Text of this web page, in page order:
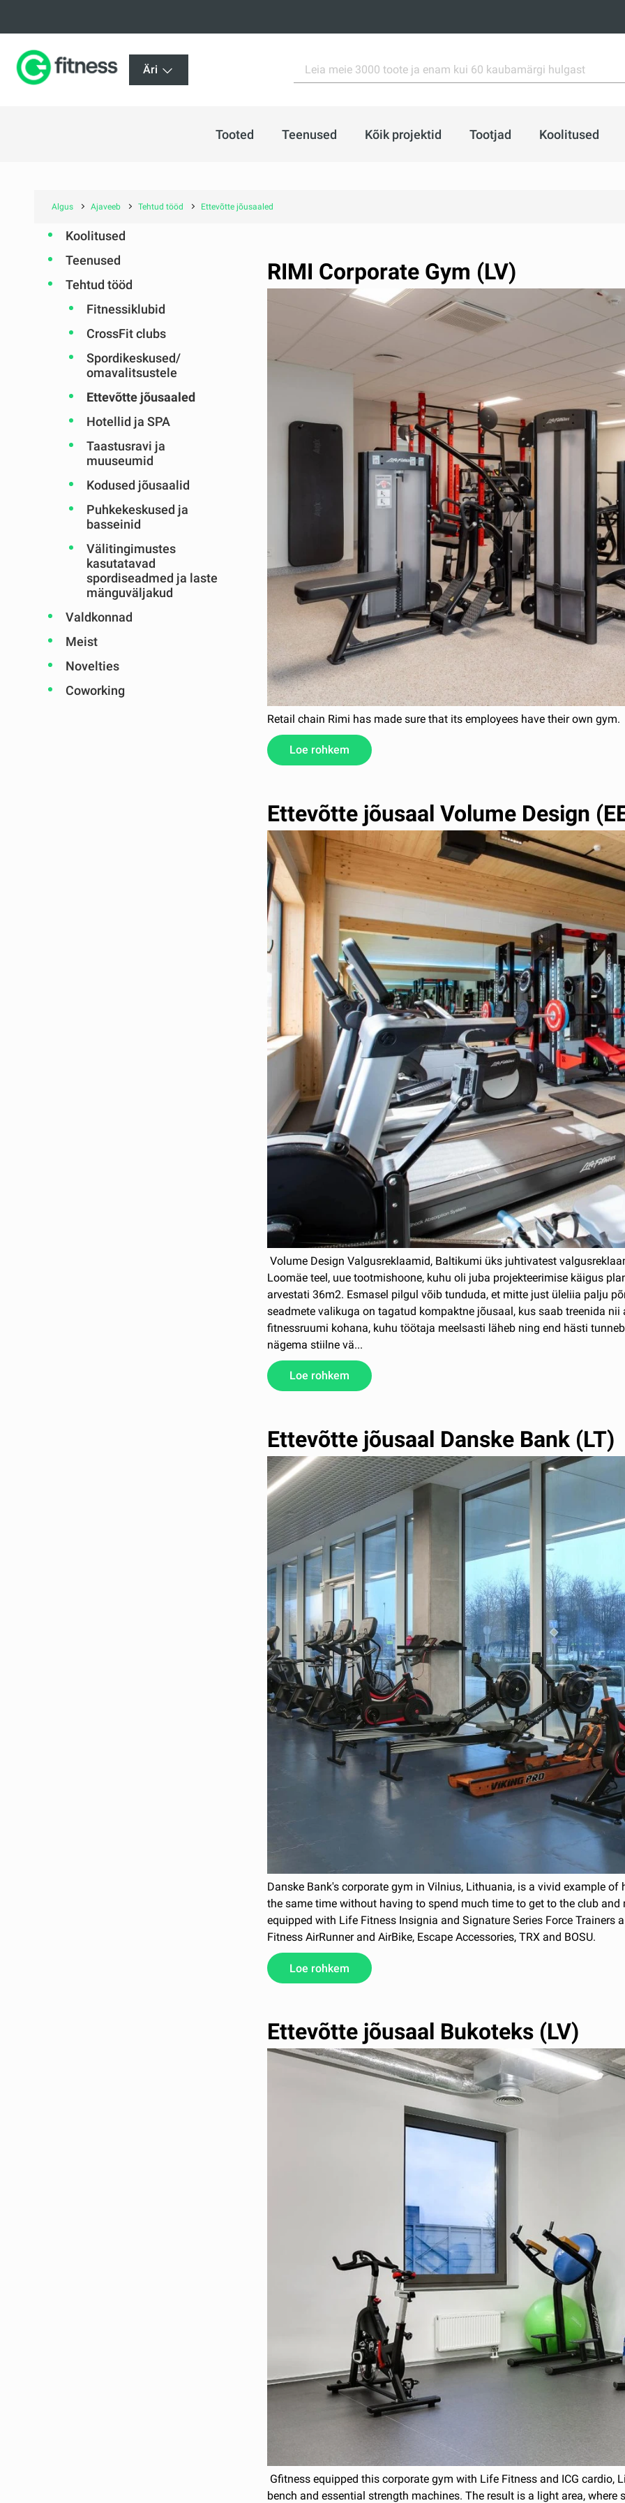
Äri
Tooted Teenused Kõik projektid Tootjad Koolitused
Algus Ajaveeb Tehtud tööd Ettevõtte jõusaaled
Koolitused
Teenused
Tehtud tööd
Fitnessiklubid
CrossFit clubs
Spordikeskused/
omavalitsustele
Ettevõtte jõusaaled
Hotellid ja SPA
Taastusravi ja
muuseumid
Kodused jõusaalid
Puhkekeskused ja
basseinid
Välitingimustes
kasutatavad
spordiseadmed ja laste
mänguväljakud
Valdkonnad
Meist
Novelties
Coworking
RIMI Corporate Gym (LV)
Retail chain Rimi has made sure that its employees have their own gym.
Loe rohkem
Ettevõtte jõusaal Volume Design
Volume Design Valgusreklaamid, Baltikumi üks juhtivatest
Loomäe teel, uue tootmishoone, kuhu oli juba projekteerimise käigus
arvestati 36m2. Esmasel pilgul võib tunduda, et mitte just üleliia palju
seadmete valikuga on tagatud kompaktne jõusaal, kus saab treenida
fitnessruumi kohana, kuhu töötaja meelsasti läheb ning end hästi
nägema stiilne vä...
Loe rohkem
Ettevõtte jõusaal Danske Bank (LT)
Danske Bank's corporate gym in Vilnius, Lithuania, is a vivid example
the same time without having to spend much time to get to the club
equipped with Life Fitness Insignia and Signature Series Force Trainers
Fitness AirRunner and AirBike, Escape Accessories, TRX and BOSU.
Loe rohkem
Ettevõtte jõusaal Bukoteks (LV)
Gfitness equipped this corporate gym with Life Fitness and ICG cardio,
bench and essential strength machines. The result is a light area, where